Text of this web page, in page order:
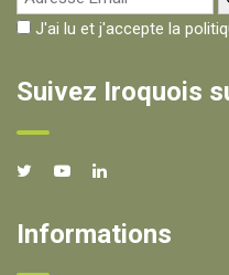
J'ai lu et j'accepte la
Suivez Iroquois
Informations